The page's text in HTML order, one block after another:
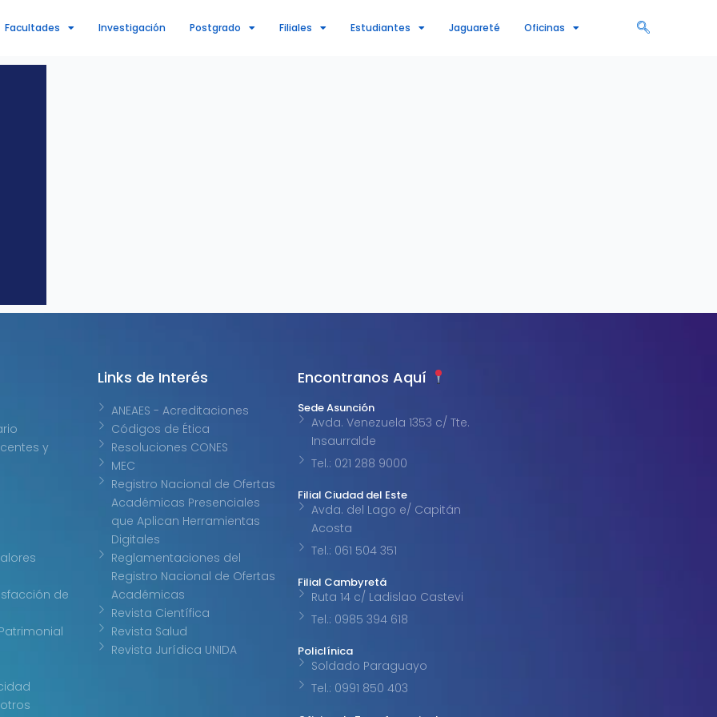
Facultades Investigación Postgrado Filiales Estudiantes Jaguareté Oficinas
y
de
Links de Interés
ANEAES - Acreditaciones
Códigos de Ética
Resoluciones CONES
MEC
Registro Nacional de Ofertas
Académicas Presenciales
que Aplican Herramientas
Digitales
Reglamentaciones del
Registro Nacional de Ofertas
Académicas
Revista Científica
Revista Salud
Revista Jurídica UNIDA
Encontranos Aquí
Sede Asunción
Avda. Venezuela 1353 c/ Tte.
Insaurralde
Tel.: 021 288 9000
Filial Ciudad del Este
Avda. del Lago e/ Capitán
Acosta
Tel.: 061 504 351
Filial Cambyretá
Ruta 14 c/ Ladislao Castevi
Tel.: 0985 394 618
Policlínica
Soldado Paraguayo
Tel.: 0991 850 403